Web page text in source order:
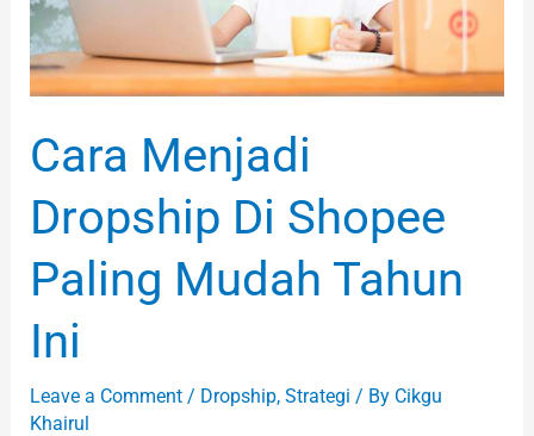
Cara Menjadi
Dropship Di Shopee
Paling Mudah Tahun
Ini
Leave a Comment / Dropship, Strategi / By Cikgu
Khairul
Paling
Mudah
Ini